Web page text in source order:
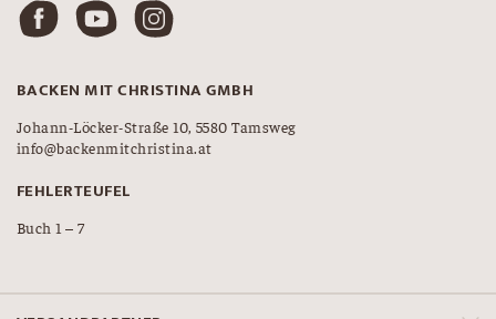
BACKEN MIT CHRISTINA GMBH
Johann-Löcker-Straße 10, 5580 Tamsweg
info@backenmitchristina.at
FEHLERTEUFEL
Buch 1 – 7